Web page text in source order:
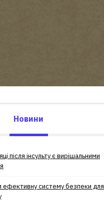
Новини
після інсульту є вирішальними
ефективну систему безпеки для